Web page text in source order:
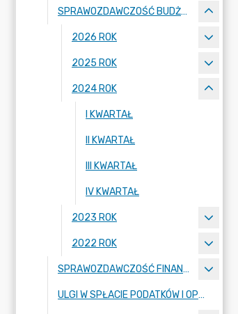
SPRAWOZDAWCZOŚĆ BUDŻETOWA
2026 ROK
2025 ROK
2024 ROK
I KWARTAŁ
II KWARTAŁ
III KWARTAŁ
IV KWARTAŁ
2023 ROK
2022 ROK
SPRAWOZDAWCZOŚĆ FINANSOWA
ULGI W SPŁACIE PODATKÓW I OPŁAT